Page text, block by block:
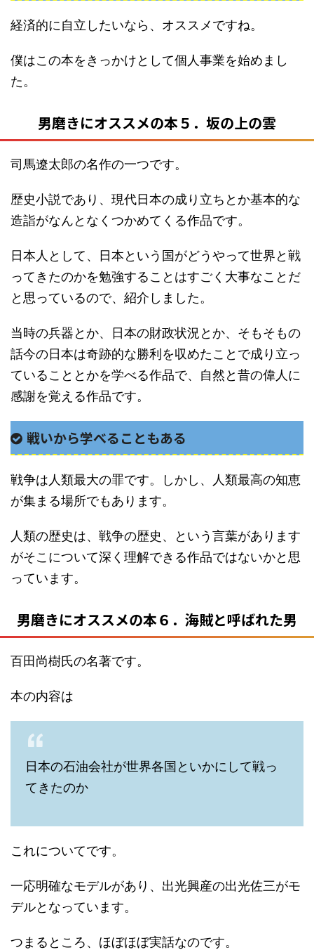
経済的に自立したいなら、オススメですね。
僕はこの本をきっかけとして個人事業を始めまし
た。
男磨きにオススメの本５．坂の上の雲
司馬遼太郎の名作の一つです。
歴史小説であり、現代日本の成り立ちとか基本的な
造詣がなんとなくつかめてくる作品です。
日本人として、日本という国がどうやって世界と戦
ってきたのかを勉強することはすごく大事なことだ
と思っているので、紹介しました。
当時の兵器とか、日本の財政状況とか、そもそもの
話今の日本は奇跡的な勝利を収めたことで成り立っ
ていることとかを学べる作品で、自然と昔の偉人に
感謝を覚える作品です。
戦いから学べることもある
戦争は人類最大の罪です。しかし、人類最高の知恵
が集まる場所でもあります。
人類の歴史は、戦争の歴史、という言葉があります
がそこについて深く理解できる作品ではないかと思
っています。
男磨きにオススメの本６．海賊と呼ばれた男
百田尚樹氏の名著です。
本の内容は
日本の石油会社が世界各国といかにして戦っ
てきたのか
これについてです。
一応明確なモデルがあり、出光興産の出光佐三がモ
デルとなっています。
つまるところ、ほぼほぼ実話なのです。